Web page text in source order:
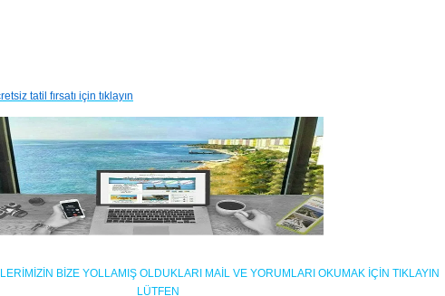
tatil fırsatı için tıklayın
BİZE YOLLAMIŞ OLDUKLARI MAİL VE YORUMLARI OKUMAK İÇİN TIKLAYIN
LÜTFEN